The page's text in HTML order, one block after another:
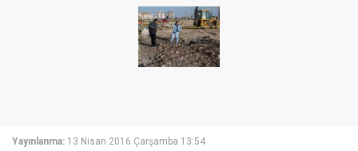
Yayınlanma: 13 Nisan 2016 Çarşamba 13:54